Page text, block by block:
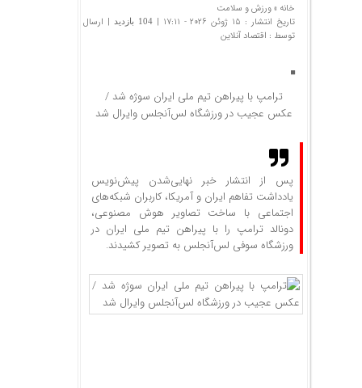
خانه »ورزش و سلامت
تاریخ انتشار : 15 ژوئن 2026 - 17:11 |
104 بازدید
| ارسال
توسط : اقتصاد آنلاین
ترامپ با پیراهن تیم ملی ایران سوژه شد /
عکس عجیب در ورزشگاه لس‌آنجلس وایرال شد
پس از انتشار خبر نهایی‌شدن پیش‌نویس
یادداشت تفاهم ایران و آمریکا، کاربران شبکه‌های
اجتماعی با ساخت تصاویر هوش مصنوعی،
دونالد ترامپ را با پیراهن تیم ملی ایران در
ورزشگاه سوفی لس‌آنجلس به تصویر کشیدند.